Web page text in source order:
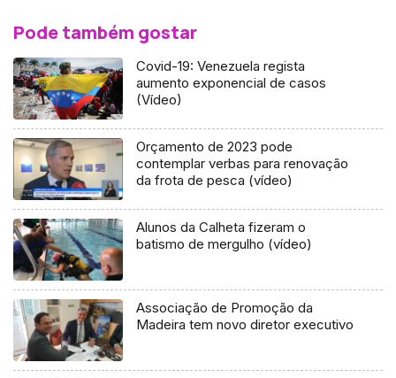
Pode também gostar
Covid-19: Venezuela regista
aumento exponencial de casos
(Vídeo)
Orçamento de 2023 pode
contemplar verbas para renovação
da frota de pesca (vídeo)
Alunos da Calheta fizeram o
batismo de mergulho (vídeo)
Associação de Promoção da
Madeira tem novo diretor executivo